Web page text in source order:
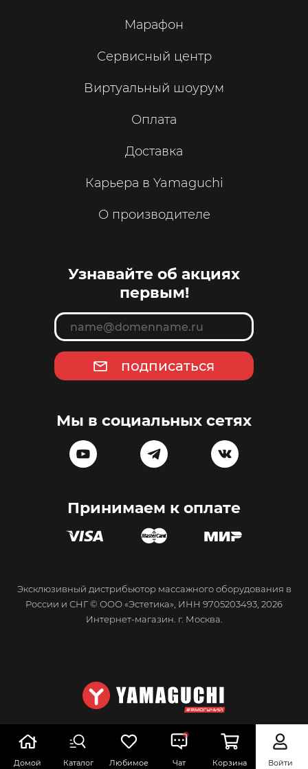
Домой Каталог Любимое Чат Корзина Войти
Марафон
Сервисный центр
Виртуальный шоурум
Оплата
Доставка
Карьера в Yamaguchi
О производителе
Узнавайте об акциях
первым!
подписаться
Мы в социальных сетях
Принимаем к оплате
Эксклюзивный дистрибьютор массажного оборудования в
России и СНГ © ООО «Эстетика», ИНН 9705203493, 2026
Интернет-магазин. г. Москва.